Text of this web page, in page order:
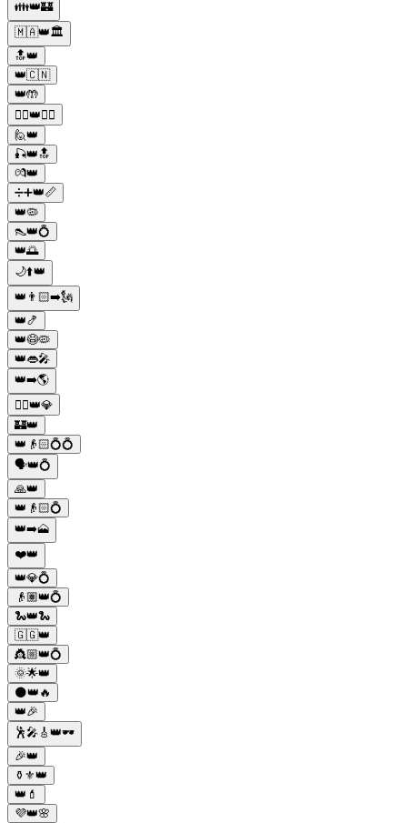
👪👑🏰
🇲🇦👑🏛️
🔝👑
👑🇨🇳
👑🤲
💂‍♂️👑💂‍♀️
🙋👑
🎣👑🔝
💏👑
➗➕👑📏
👑🦠
👠👑💍
👑🌅
🌙⬆️👑
👑👨🏻➡️🗽
👑🍤
👑😷🦠
👑👄🎤
👑➡️🌎
👱‍♂️👑💎
🏰👑
👑👴🏻💍💍
🗣👑💍
🙏👑
👑👴🏻💍
👑➡️🗻
❤️👑
👑💎💍
👴🏽👑💍
🐍👑🐍
🇬🇬👑
👸🏼👑💍
🌞🌟👑
🌑👑🔥
👑🎉
🕺🎤🎸👑🕶️
🎉👑
⚱️⚜️👑
👑💄
💜👑🌸